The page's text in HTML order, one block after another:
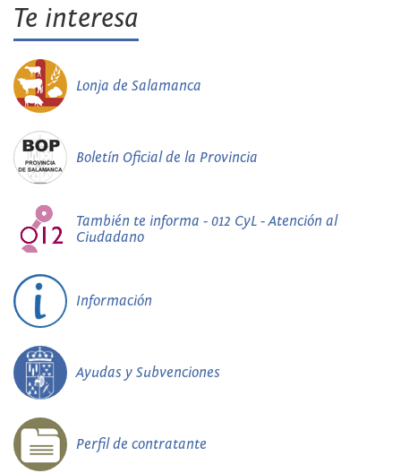
Te interesa
Lonja de Salamanca
Boletín Oficial de la Provincia
También te informa - 012 CyL - Atención al
Ciudadano
Información
Ayudas y Subvenciones
Perfil de contratante